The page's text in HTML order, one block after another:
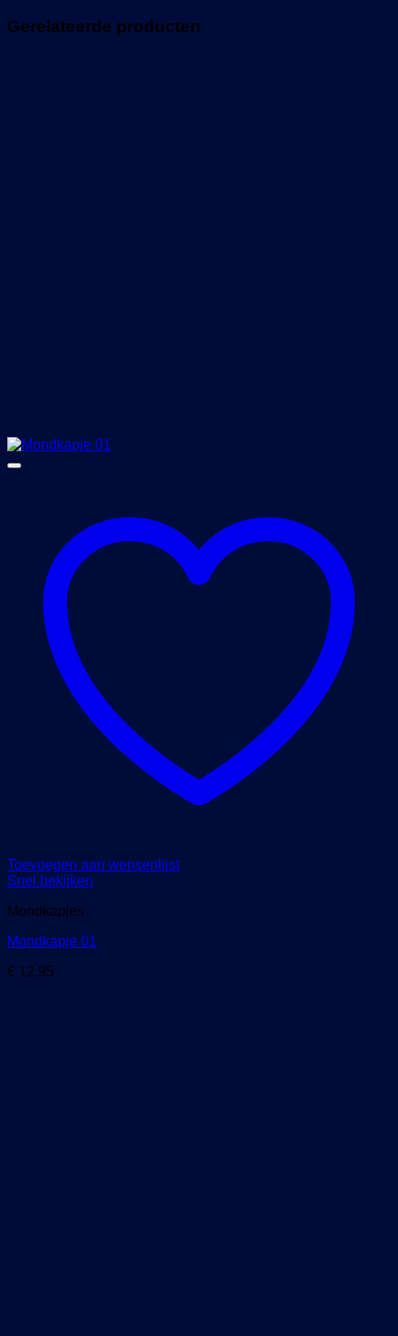
Gerelateerde producten
Toevoegen aan wensenlijst
Snel bekijken
Mondkapjes
Mondkapje 01
€ 12,95